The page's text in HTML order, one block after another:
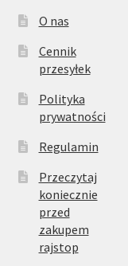
O nas
Cennik
przesyłek
Polityka
prywatności
Regulamin
Przeczytaj
koniecznie
przed
zakupem
rajstop